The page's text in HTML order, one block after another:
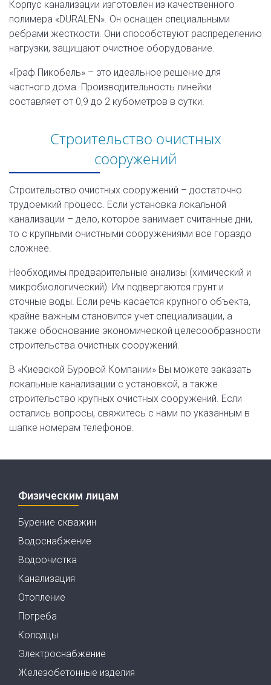
Корпус канализации изготовлен из качественного
полимера «DURALEN». Он оснащен специальными
ребрами жесткости. Они способствуют распределению
нагрузки, защищают очистное оборудование.
«Граф Пикобель» – это идеальное решение для
частного дома. Производительность линейки
составляет от 0,9 до 2 кубометров в сутки.
Строительство очистных
сооружений
Строительство очистных сооружений – достаточно
трудоемкий процесс. Если установка локальной
канализации – дело, которое занимает считанные дни,
то с крупными очистными сооружениями все гораздо
сложнее.
Необходимы предварительные анализы (химический и
микробиологический). Им подвергаются грунт и
сточные воды. Если речь касается крупного объекта,
крайне важным становится учет специализации, а
также обоснование экономической целесообразности
строительства очистных сооружений.
В «Киевской Буровой Компании» Вы можете заказать
локальные канализации с установкой, а также
строительство крупных очистных сооружений. Если
остались вопросы, свяжитесь с нами по указанным в
шапке номерам телефонов.
Физическим лицам
Бурение скважин
Водоснабжение
Водоочистка
Канализация
Отопление
Погреба
Колодцы
Электроснабжение
Железобетонные изделия